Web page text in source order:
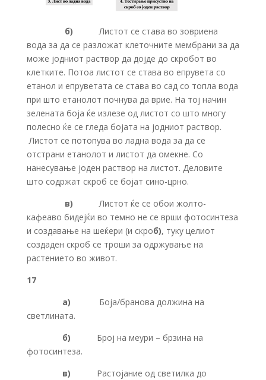
б) Листот се става во зовриена
вода за да се разложат клеточните мембрани за да
може јодниот раствор да дојде до скробот во
клетките. Потоа листот се става во епрувета со
етанол и епруветата се става во сад со топла вода
при што етанолот почнува да врие. На тој начин
зелената боја ќе излезе од листот со што многу
полесно ќе се гледа бојата на јодниот раствор.
Листот се потопува во ладна вода за да се
отстрани етанолот и листот да омекне. Со
нанесување јоден раствор на листот. Деловите
што содржат скроб се бојат сино-црно.
в) Листот ќе се обои жолто-
кафеаво бидејќи во темно не се врши фотосинтеза
и создавање на шеќери (и скроб), туку целиот
создаден скроб се троши за одржување на
растението во живот.
17
а) Боја/бранова должина на
светлината.
б) Број на меури – брзина на
фотосинтеза.
в) Растојание од светилка до